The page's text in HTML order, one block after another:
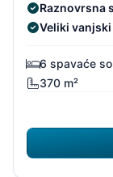
Raznovrsna
Veliki
6 spavaće
370 m²